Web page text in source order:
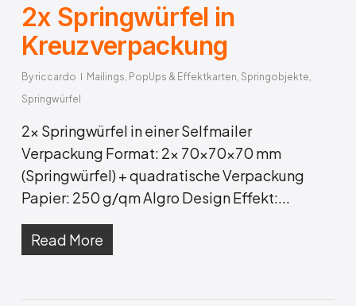
2x Springwürfel in
Kreuzverpackung
By riccardo Mailings PopUps & Effektkarten Springobjekte
Springwürfel
2x Springwürfel in einer Selfmailer
Verpackung Format: 2x 70x70x70 mm
(Springwürfel) + quadratische Verpackung
Papier: 250 g/qm Algro Design Effekt:...
Read More